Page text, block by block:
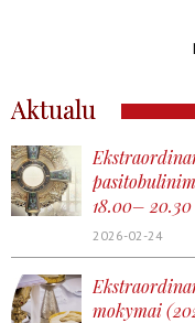
Aktualu
18.00–
2026-02-24
mokymai